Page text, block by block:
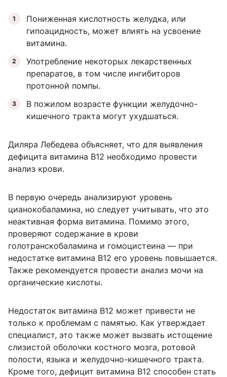
Пониженная кислотность желудка, или
гипоацидность, может влиять на усвоение
витамина.
Употребление некоторых лекарственных
препаратов, в том числе ингибиторов
протонной помпы.
В пожилом возрасте функции желудочно-
кишечного тракта могут ухудшаться.
Диляра Лебедева объясняет, что для выявления
дефицита витамина В12 необходимо провести
анализ крови.
В первую очередь анализируют уровень
цианокобаламина, но следует учитывать, что это
неактивная форма витамина. Помимо этого,
проверяют содержание в крови
голотранскобаламина и гомоцистеина — при
недостатке витамина В12 его уровень повышается.
Также рекомендуется провести анализ мочи на
органические кислоты.
Недостаток витамина В12 может привести не
только к проблемам с памятью. Как утверждает
специалист, это также может вызвать истощение
слизистой оболочки костного мозга, ротовой
полости, языка и желудочно-кишечного тракта.
Кроме того, дефицит витамина В12 способен стать